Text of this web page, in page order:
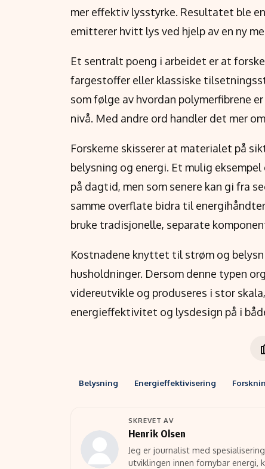
mer effektiv lysstyrke. Resultatet ble
emitterer hvitt lys ved hjelp av en ny
Et sentralt poeng i arbeidet er at
fargestoffer eller klassiske
som følge av hvordan polymerfibrene
nivå. Med andre ord handler det mer
Forskerne skisserer at materialet på
belysning og energi. Et mulig
på dagtid, men som senere kan gi fra
samme overflate bidra til
bruke tradisjonelle, separate
Kostnadene knyttet til strøm og
husholdninger. Dersom denne typen
videreutvikle og produseres i stor
energieffektivitet og lysdesign på i
Belysning Energieffektivisering
SKREVET AV
Henrik Olsen
Jeg er journalist med
utviklingen innen fornybar